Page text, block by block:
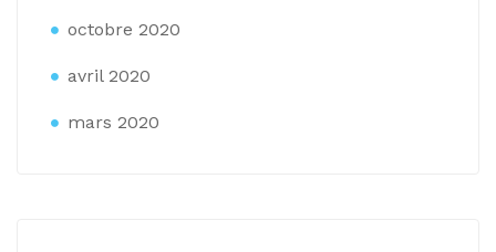
octobre 2020
avril 2020
mars 2020